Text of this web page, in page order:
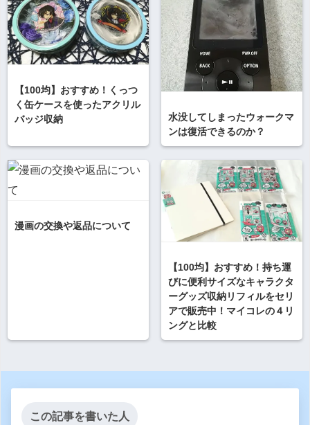
【100均】おすすめ！くっつ
く缶ケースを使ったアクリル
バッジ収納
水没してしまったウォークマ
ンは復活できるのか？
漫画の交換や返品について
【100均】おすすめ！持ち運
びに便利サイズなキャラクタ
ーグッズ収納リフィルをセリ
アで販売中！マイコレの４リ
ングと比較
この記事を書いた人